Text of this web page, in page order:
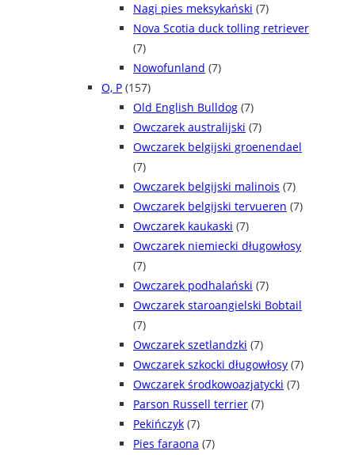
Nagi pies meksykański (7)
Nova Scotia duck tolling retriever
(7)
Nowofunland (7)
O, P (157)
Old English Bulldog (7)
Owczarek australijski (7)
Owczarek belgijski groenendael
(7)
Owczarek belgijski malinois (7)
Owczarek belgijski tervueren (7)
Owczarek kaukaski (7)
Owczarek niemiecki długowłosy
(7)
Owczarek podhalański (7)
Owczarek staroangielski Bobtail
(7)
Owczarek szetlandzki (7)
Owczarek szkocki długowłosy (7)
Owczarek środkowoazjatycki (7)
Parson Russell terrier (7)
Pekińczyk (7)
Pies faraona (7)